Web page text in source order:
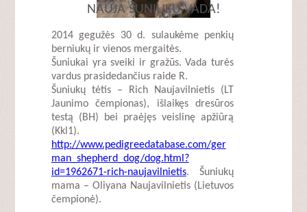
NAUJA ŠUNIUKŲ VADA!
2014 gegužės 30 d. sulaukėme penkių
berniukų ir vienos mergaitės.
Šuniukai yra sveiki ir gražūs. Vada turės
vardus prasidedančius raide R.
Šuniukų tėtis – Rich Naujavilnietis (LT
Jaunimo čempionas), išlaikęs dresūros
testą (BH) bei praėjęs veislinę apžiūrą
(Kkl1).
http://www.pedigreedatabase.com/ger
man_shepherd_dog/dog.html?
id=1962671-rich-naujavilnietis. Šuniukų
mama – Oliyana Naujavilnietis (Lietuvos
čempionė).